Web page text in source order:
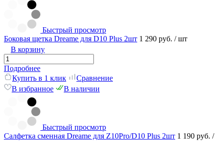
Быстрый просмотр
Боковая щетка Dreame для D10 Plus 2шт 1 290 руб. / шт
В корзину
Подробнее
Купить в 1 клик
Сравнение
В избранное
В наличии
Быстрый просмотр
Салфетка сменная Dreame для Z10Pro/D10 Plus 2шт 1 190 руб. /